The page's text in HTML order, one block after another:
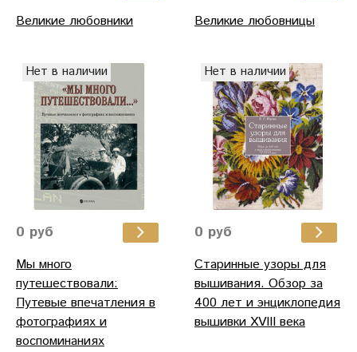
Великие любовники Великие любовницы
Нет в наличии
0 руб
Мы много
путешествовали:
Путевые впечатления в
фотографиях и
воспоминаниях
Нет в наличии
0 руб
Старинные узоры для
вышивания. Обзор за
400 лет и энциклопедия
вышивки XVIII века